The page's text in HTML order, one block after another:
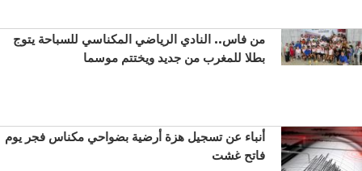
من فاس.. النادي الرياضي المكناسي للسباحة يتوج
بطلا للمغرب من جديد ويختتم موسما
أنباء عن تسجيل هزة أرضية بضواحي مكناس فجر يوم
فاتح غشت